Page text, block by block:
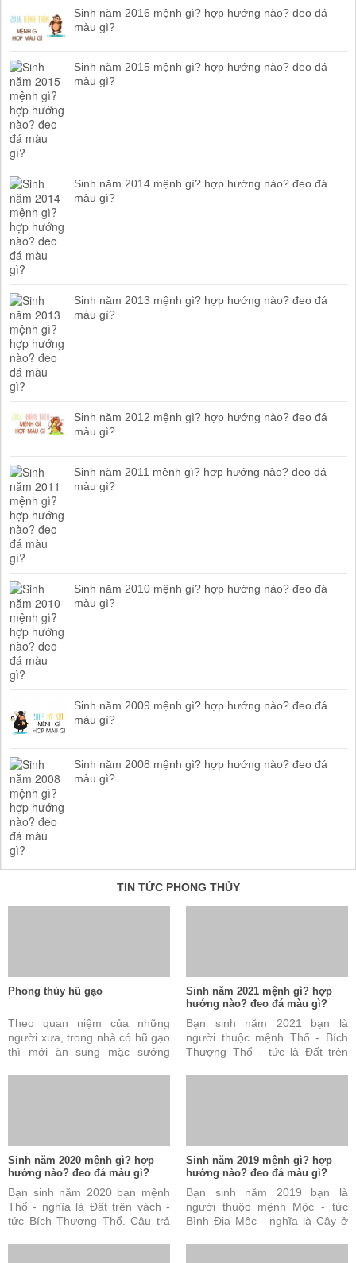
Sinh năm 2016 mệnh gì? hợp hướng nào? đeo đá
màu gì?
Sinh năm 2015 mệnh gì? hợp hướng nào? đeo đá
màu gì?
Sinh năm 2014 mệnh gì? hợp hướng nào? đeo đá
màu gì?
Sinh năm 2013 mệnh gì? hợp hướng nào? đeo đá
màu gì?
Sinh năm 2012 mệnh gì? hợp hướng nào? đeo đá
màu gì?
Sinh năm 2011 mệnh gì? hợp hướng nào? đeo đá
màu gì?
Sinh năm 2010 mệnh gì? hợp hướng nào? đeo đá
màu gì?
Sinh năm 2009 mệnh gì? hợp hướng nào? đeo đá
màu gì?
Sinh năm 2008 mệnh gì? hợp hướng nào? đeo đá
màu gì?
TIN TỨC PHONG THỦY
Phong thủy hũ gạo
Theo quan niệm của những
người xưa, trong nhà có hũ gạo
thì mới ăn sung mặc sướng
Sinh năm 2021 mệnh gì? hợp
hướng nào? đeo đá màu gì?
Bạn sinh năm 2021 bạn là
người thuộc mệnh Thổ - Bích
Thượng Thổ - tức là Đất trên
Sinh năm 2020 mệnh gì? hợp
hướng nào? đeo đá màu gì?
Bạn sinh năm 2020 bạn mệnh
Thổ - nghĩa là Đất trên vách -
tức Bích Thượng Thổ. Câu trả
Sinh năm 2019 mệnh gì? hợp
hướng nào? đeo đá màu gì?
Bạn sinh năm 2019 bạn là
người thuộc mệnh Mộc - tức
Bình Địa Mộc - nghĩa là Cây ở